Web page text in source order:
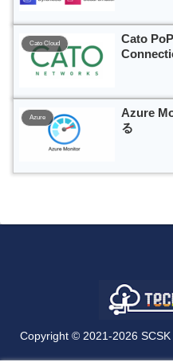
Cato Cloud
Cato
Azure
Azure
る
Copyright © 2021-2026